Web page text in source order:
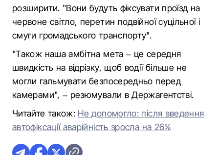
розширити. "Вони будуть фіксувати проїзд на
червоне світло, перетин подвійної суцільної і
смуги громадського транспорту".
"Також наша амбітна мета – це середня
швидкість на відрізку, щоб водії більше не
могли гальмувати безпосередньо перед
камерами", – резюмували в Держагентстві.
Читайте також: Не допомогло: після введення
автофіксації аварійність зросла на 26%